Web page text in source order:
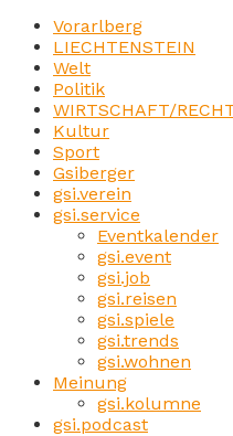
Vorarlberg
LIECHTENSTEIN
Welt
Politik
WIRTSCHAFT/
Kultur
Sport
Gsiberger
gsi.verein
gsi.service
Eventkalender
gsi.event
gsi.job
gsi.reisen
gsi.spiele
gsi.trends
gsi.wohnen
Meinung
gsi.kolumne
gsi.podcast